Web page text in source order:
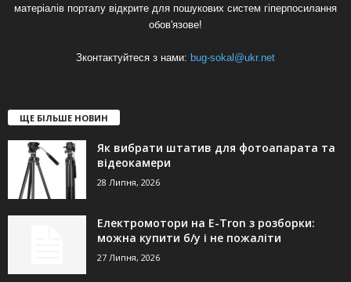
матеріалів порталу відкрите для пошукових систем гіперпосилання
обов'язове!
Зконтактуйтеся з нами: bug-sokal@ukr.net
ЩЕ БІЛЬШЕ НОВИН
Як вибрати штатив для фотоапарата та
відеокамери
28 Липня, 2026
Електромотори на E-Tron з розборки:
можна купити б/у і не пожаліти
27 Липня, 2026